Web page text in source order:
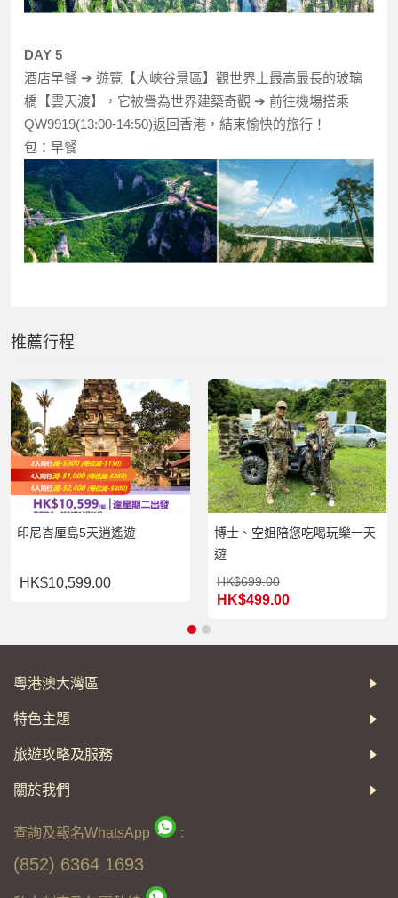
DAY 5
酒店早餐 ➔ 遊覽【大峽谷景區】觀世界上最高最長的玻璃
橋【雲天渡】，它被譽為世界建築奇觀 ➔ 前往機場搭乘
QW9919(13:00-14:50)返回香港，結束愉快的旅行！
包：早餐
推薦行程
印尼峇厘島5天逍遙遊
HK$10,599.00
博士、空姐陪您吃喝玩樂一天
遊
HK$699.00
HK$499.00
粵港澳大灣區
特色主題
旅遊攻略及服務
關於我們
查詢及報名WhatsApp :
(852) 6364 1693